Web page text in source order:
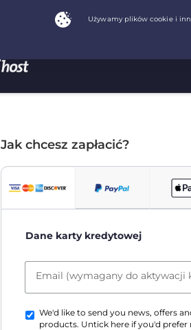
Jak chcesz zapłacić?
Dane karty kredytowej
Email (wymagany do aktywacji
We'd like to send you news, offers
products. Untick here if you'd